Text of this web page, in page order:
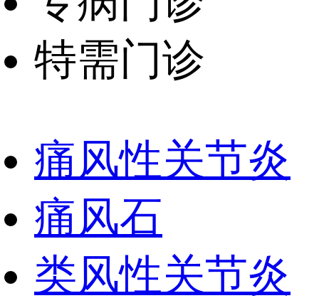
特需门诊
痛风性关节炎
痛风石
类风性关节炎